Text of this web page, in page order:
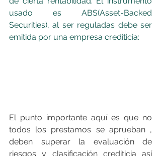
usado es ABS(Asset-Backed
Securities), al ser reguladas debe ser
emitida por una empresa crediticia:
El punto importante aquí es que no
todos los prestamos se aprueban ,
deben superar la evaluación de
riesgos y clasificación crediticia así